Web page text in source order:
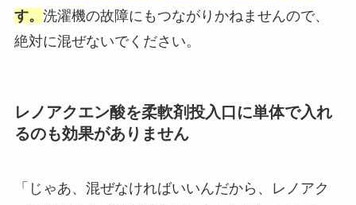
す。 洗濯機の故障にもつながりかねませんので、
絶対に混ぜないでください。
レノアクエン酸を柔軟剤投入口に単体で入れ
るのも効果がありません
「じゃあ、混ぜなければいいんだから、レノアク